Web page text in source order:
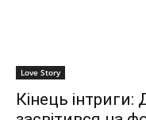
Love Story
Кінець